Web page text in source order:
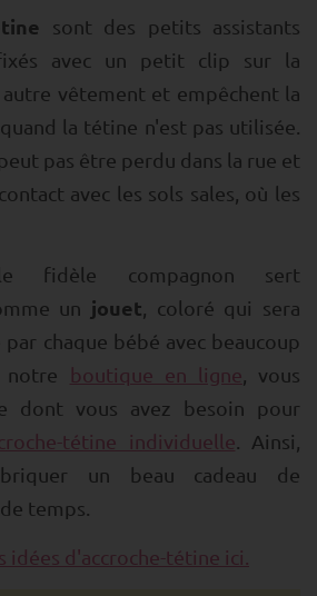
sont des petits assistants
avec un petit clip sur la
vêtement et empêchent la
la tétine n'est pas utilisée.
pas être perdu dans la rue et
avec les sols sales, où les
fidèle compagnon sert
un jouet , coloré qui sera
chaque bébé avec beaucoup
notre
boutique en ligne , vous
dont vous avez besoin pour
tétine individuelle . Ainsi,
un beau cadeau de
temps.
idées d'accroche-tétine ici.